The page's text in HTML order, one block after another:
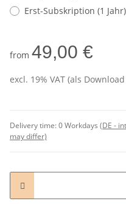
Erst-Subskription (1 Jahr)
from 49,00 €
excl. 19% VAT (als
Delivery time:0 Workdays (DE -
may differ)